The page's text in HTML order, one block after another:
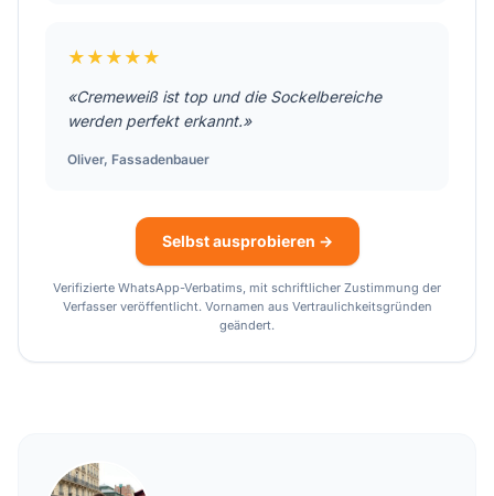
★★★★★
«Cremeweiß ist top und die Sockelbereiche
werden perfekt erkannt.»
Oliver, Fassadenbauer
Selbst ausprobieren →
Verifizierte WhatsApp-Verbatims, mit schriftlicher Zustimmung der
Verfasser veröffentlicht. Vornamen aus Vertraulichkeitsgründen
geändert.